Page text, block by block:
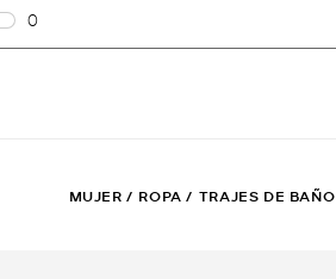
MUJER / ROPA / TRAJES DE BAÑO